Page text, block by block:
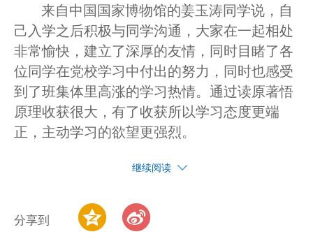
来自中国国家博物馆的姜玉涛同学说，自
己入学之后积极与同学沟通，大家在一起相处
非常愉快，建立了深厚的友情，同时目睹了各
位同学在党校学习中付出的努力，同时也感受
到了班集体里高涨的学习热情。通过读原著悟
原理收获很大，有了收获所以学习态度更端
正，主动学习的欲望更强烈。
继续阅读
分享到